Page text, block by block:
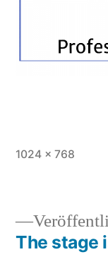
Vollständige
1024 × 768
The stage